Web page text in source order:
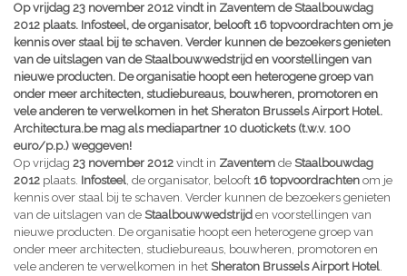
Op vrijdag 23 november 2012 vindt in Zaventem de Staalbouwdag
2012 plaats. Infosteel, de organisator, belooft 16 topvoordrachten om je
kennis over staal bij te schaven. Verder kunnen de bezoekers genieten
van de uitslagen van de Staalbouwwedstrijd en voorstellingen van
nieuwe producten. De organisatie hoopt een heterogene groep van
onder meer architecten, studiebureaus, bouwheren, promotoren en
vele anderen te verwelkomen in het Sheraton Brussels Airport Hotel.
Architectura.be mag als mediapartner 10 duotickets (t.w.v. 100
euro/p.p.) weggeven!
Op vrijdag 23 november 2012 vindt in Zaventem de Staalbouwdag
2012 plaats. Infosteel, de organisator, belooft 16 topvoordrachten om je
kennis over staal bij te schaven. Verder kunnen de bezoekers genieten
van de uitslagen van de Staalbouwwedstrijd en voorstellingen van
nieuwe producten. De organisatie hoopt een heterogene groep van
onder meer architecten, studiebureaus, bouwheren, promotoren en
vele anderen te verwelkomen in het Sheraton Brussels Airport Hotel.